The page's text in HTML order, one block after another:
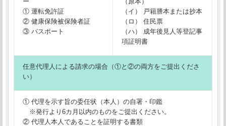
① 運転免許証
② 健康保険被保険者証
③ パスポート
（イ） 戸籍謄本または抄本
（ロ） 住民票
（ハ） 成年後見人等登記事
項証明書
任意代理人による請求の場合（①と②の両方をご提出くださ
い）
① 代理を示す旨の委任状（本人）の自署・印鑑
※発行より6カ月以内のものをご提出ください。
② 代理人本人であることを証明する書類